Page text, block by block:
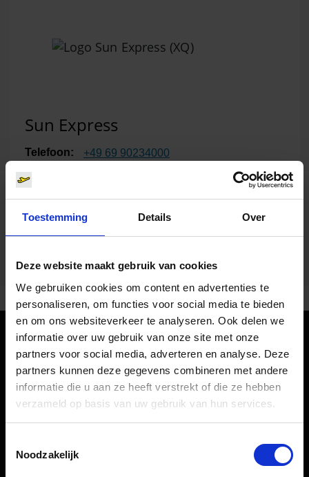
Toestemming Details Over
Deze website maakt gebruik van cookies
We gebruiken cookies om content en advertenties te
personaliseren, om functies voor social media te bieden
en om ons websiteverkeer te analyseren. Ook delen we
informatie over uw gebruik van onze site met onze
partners voor social media, adverteren en analyse. Deze
partners kunnen deze gegevens combineren met andere
informatie die u aan ze heeft verstrekt of die ze hebben
verzameld op basis van uw gebruik van hun services.
Noodzakelijk
Sun Express
Telefoon:
+49 69 90234000
E-Mail:
Website:
(Link naar externe
Oriëntatie
Passagiers
Vervoer